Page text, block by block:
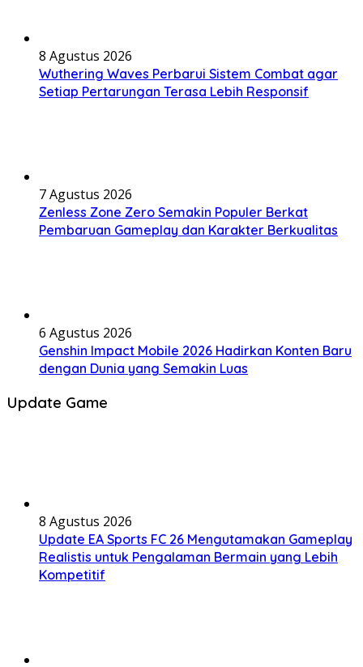
8 Agustus 2026
Wuthering Waves Perbarui Sistem Combat agar
Setiap Pertarungan Terasa Lebih Responsif
7 Agustus 2026
Zenless Zone Zero Semakin Populer Berkat
Pembaruan Gameplay dan Karakter Berkualitas
6 Agustus 2026
Genshin Impact Mobile 2026 Hadirkan Konten Baru
dengan Dunia yang Semakin Luas
Update Game
8 Agustus 2026
Update EA Sports FC 26 Mengutamakan Gameplay
Realistis untuk Pengalaman Bermain yang Lebih
Kompetitif